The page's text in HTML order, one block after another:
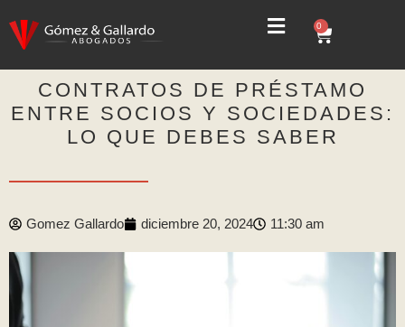
0
CONTRATOS DE PRÉSTAMO
ENTRE SOCIOS Y SOCIEDADES:
LO QUE DEBES SABER
Gomez Gallardo diciembre 20, 2024 11:30 am